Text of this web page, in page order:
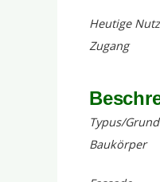
Heutige
Zugang
Typus/
Baukörper